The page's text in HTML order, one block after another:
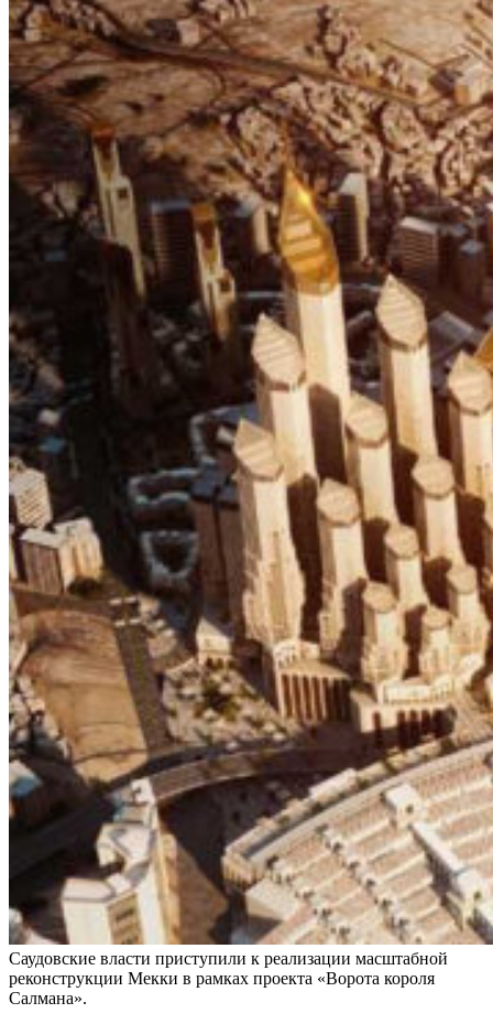
Саудовские власти приступили к реализации масштабной
реконструкции Мекки в рамках проекта «Ворота короля
Салмана».